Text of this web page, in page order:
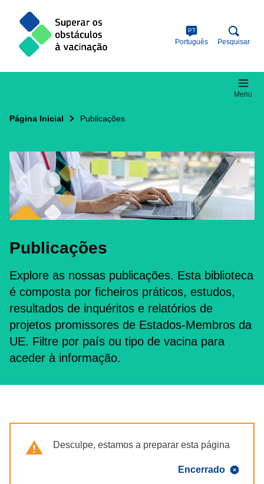
content
PT
Português Pesquisar
Menu
Página Inicial Publicações
Publicações
Explore as nossas publicações. Esta biblioteca
é composta por ficheiros práticos, estudos,
resultados de inquéritos e relatórios de
projetos promissores de Estados-Membros da
UE. Filtre por país ou tipo de vacina para
aceder à informação.
Encerrado
Warning
Desculpe, estamos a preparar esta página